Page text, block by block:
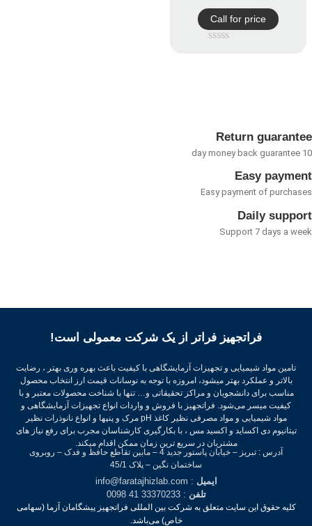
Call for price
Return
Easy
Easy payment of
Daily
Support 7 days a
فراتجهیز فراتر از یک شرکت معمولی است!
تامین مواد شیمیایی و تجهیزات آزمایشگاهی با کیفیت باعث بهره وری بهتر ، رضایت
بالاتر و عملکرد بهتر میشود، امروزه با توجه به نوسانات قیمت ارز انتخاب محصول
مناسب برای دانشجویان و مراکز تحقیقاتی و… تنها با شناخت محصولات معتبر و با
کیفیت میسر می‌شود.فراتجهیز با فروش و واردات انواع تجهیزات آزمایشگاهی و
مواد شیمیایی و مواد مصرفی نظیر کاغذ pH مرک و پنپها و انواع نانوذرات نظیر
تیتانیوم دی اکساید و اکسید مس ، با بکارگیری کارشناسان مجرب برای رفع نیاز های
مشتریان در سریع ترین زمان ممکن اقدام میکند.
آدرس : تبریز – خیابان پاستور جدید 4 – مابین تقاطع حافظ و فدک – روبروی
ساختمان نگین – پلاک 45/1
ایمیل: info@faratajhizlab.com
تلفن: 33370233 41 0098
کلیه حقوق این سایت متعلق به شرکت بین المللی فراتجهیز پیشگامان آزما (سهامی
خاص) می‌باشد.